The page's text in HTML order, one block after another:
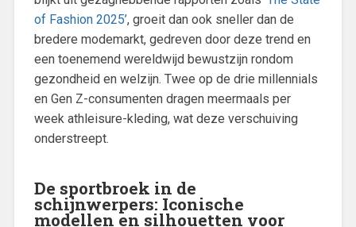
of Fashion 2025’, groeit dan ook sneller dan de
bredere modemarkt, gedreven door deze trend en
een toenemend wereldwijd bewustzijn rondom
gezondheid en welzijn. Twee op de drie millennials
en Gen Z-consumenten dragen meermaals per
week athleisure-kleding, wat deze verschuiving
onderstreept.
De sportbroek in de
schijnwerpers: Iconische
modellen en silhouetten voor